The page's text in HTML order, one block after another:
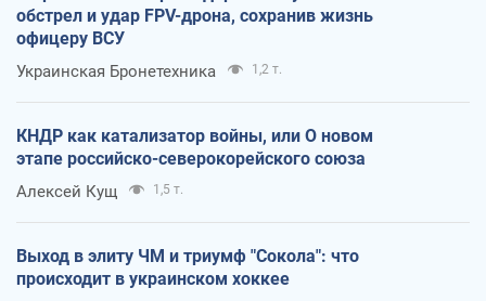
обстрел и удар FPV-дрона, сохранив жизнь
офицеру ВСУ
Украинская Бронетехника 1,2 т.
КНДР как катализатор войны, или О новом
этапе российско-северокорейского союза
Алексей Кущ 1,5 т.
Выход в элиту ЧМ и триумф "Сокола": что
происходит в украинском хоккее